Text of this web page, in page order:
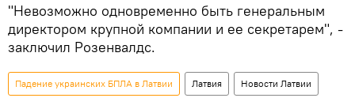
"Невозможно одновременно быть генеральным
директором крупной компании и ее секретарем", -
заключил Розенвалдс.
Падение украинских БПЛА в Латвии Латвия Новости Латвии